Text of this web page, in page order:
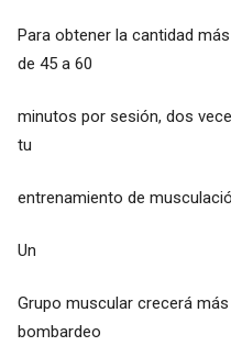
Para obtener la cantidad
de 45 a 60
minutos por sesión, dos
tu
entrenamiento de
Un
Grupo muscular crecerá
bombardeo